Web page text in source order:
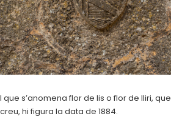
s’anomena flor de lis o flor de lliri, que
hi figura la data de 1884.